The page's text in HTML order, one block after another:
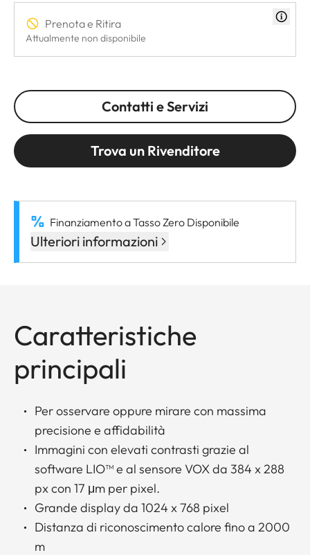
Prenota e Ritira
Attualmente non disponibile
Contatti e Servizi
Trova un Rivenditore
Finanziamento a Tasso Zero Disponibile
Ulteriori informazioni
Caratteristiche
principali
Per osservare oppure mirare con massima
precisione e affidabilità
Immagini con elevati contrasti grazie al
software LIO™ e al sensore VOX da 384 x 288
px con 17 μm per pixel.
Grande display da 1024 x 768 pixel
Distanza di riconoscimento calore fino a 2000
m